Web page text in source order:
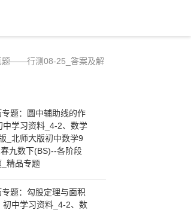
题——行测08-25_答案及解
题：圆中辅助线的作
中学习资料_4-2、数学
_北师大版初中数学9
九数下(BS)--各阶段
精品专题
题：勾股定理与面积
初中学习资料_4-2、数